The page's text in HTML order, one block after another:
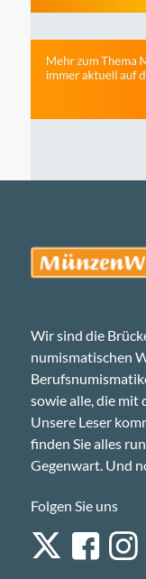
Wir sind die
numismatischen
sowie alle, die mit
Unsere Leser
finden Sie alles
Gegenwart. Und
Folgen Sie uns